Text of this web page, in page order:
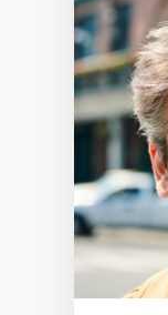
Travail
Pair-